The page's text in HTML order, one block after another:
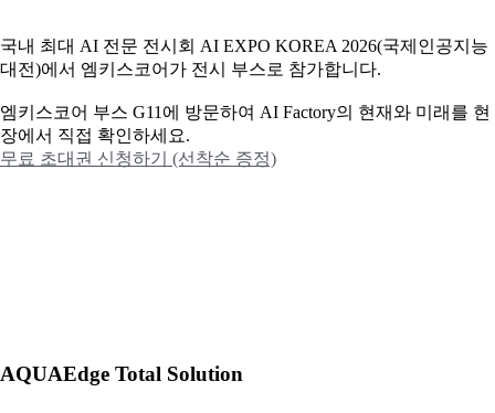
국내 최대 AI 전문 전시회 AI EXPO KOREA 2026(국제인공지능
대전)에서 엠키스코어가 전시 부스로 참가합니다.
엠키스코어 부스 G11에 방문하여 AI Factory의 현재와 미래를 현
장에서 직접 확인하세요.
무료 초대권 신청하기 (선착순 증정)
AQUAEdge Total Solution